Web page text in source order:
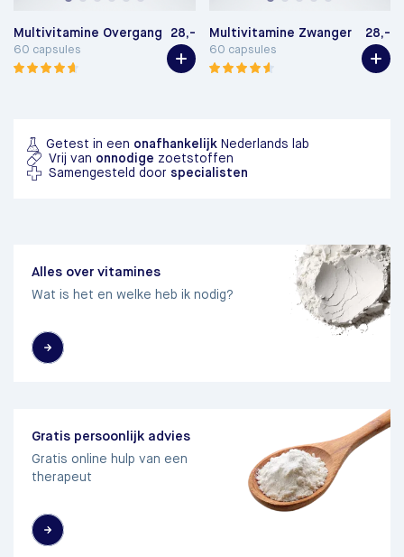
Multivitamine Overgang 28,-
60 capsules
Multivitamine Zwanger 28,-
60 capsules
Getest in een onafhankelijk Nederlands lab
Vrij van onnodige zoetstoffen
Samengesteld door specialisten
Alles over vitamines
Wat is het en welke heb ik nodig?
Gratis persoonlijk advies
Gratis online hulp van een
therapeut